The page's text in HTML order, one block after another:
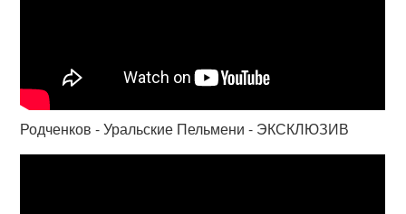
Родченков - Уральские Пельмени - ЭКСКЛЮЗИВ